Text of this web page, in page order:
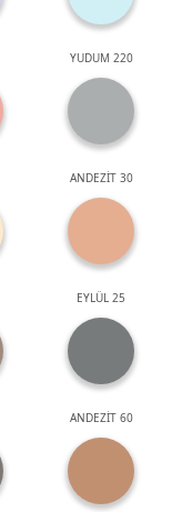
YUDUM 220
ANDEZİT 30
EYLÜL 25
ANDEZİT 60